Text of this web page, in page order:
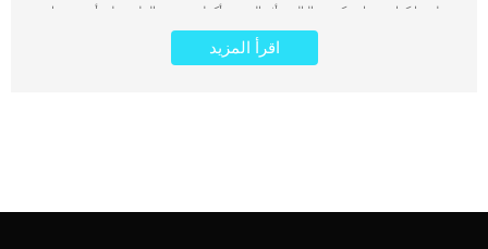
وظيفتها كما يجب ان يكون وبالتالى يتأثر الجسم بأكمله. يحتوي القلب على أربع حجرات:
حجرتان في الأعلى ، والشريان الأورطي الأيمن والأيسر ؛ وحجرتان في الأسفل ، البطين
الأيمن والأيسر. تمدد عضلة القلب (DCM) هو مرض قلبي يؤثر على عضلة البطين. كما
يعرف باسم بتوسع غرف القلب أو تضخمها وانخفاض القدرة على الانقباض. اقرأ ايضا:
اقرأ المزيد